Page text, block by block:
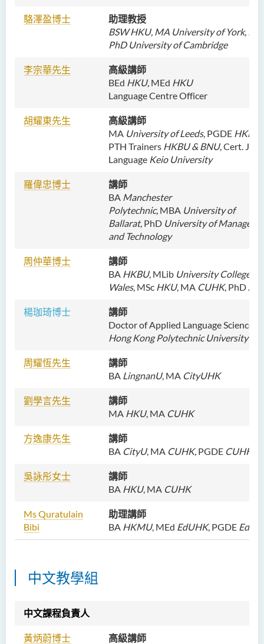
駱澤盈博士
助理教授
BSWHKU, MA University of York,
PhD University of Cambridge
李宗華先生
高級講師
BEd HKU, MEd HKU
Language Centre Officer
胡耀東先生
高級講師
MA University of Leeds, PGDE HKBU
PTH Trainers HKBU & BNU, Cert.
Language Keio University
羅偉忠博士
講師
BA Manchester
Polytechnic, MBA University of
Ballarat, PhD University of
and Technology
周仲華博士
講師
BA HKBU, MLib University College of
Wales, MSc HKU, MA CUHK, PhD
楊珈琦博士
講師
Doctor of Applied Language Sciences,
Hong Kong Polytechnic University
周耀恆先生
講師
BA LingnanU, MA CityUHK
劉學言先生
講師
MA HKU, MA CUHK
方逸康先生
講師
BA CityU, MA CUHK, PGDE CUHK
吳詠彤女士
講師
BA HKU, MA CUHK
Ms Quratulain
Bibi
助理講師
BA HKMU, MEd EdUHK, PGDE
中文教學組
中文課程負責人
黃炳蔚博士
高級講師